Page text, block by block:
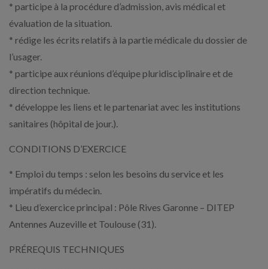
* participe à la procédure d’admission, avis médical et
évaluation de la situation.
* rédige les écrits relatifs à la partie médicale du dossier de
l’usager.
* participe aux réunions d’équipe pluridisciplinaire et de
direction technique.
* développe les liens et le partenariat avec les institutions
sanitaires (hôpital de jour.).
CONDITIONS D’EXERCICE
* Emploi du temps : selon les besoins du service et les
impératifs du médecin.
* Lieu d’exercice principal : Pôle Rives Garonne – DITEP
Antennes Auzeville et Toulouse (31).
PRÉREQUIS TECHNIQUES